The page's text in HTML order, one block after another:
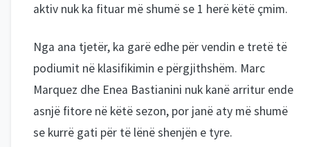
aktiv nuk ka fituar më shumë se 1 herë këtë çmim.
Nga ana tjetër, ka garë edhe për vendin e tretë të
podiumit në klasifikimin e përgjithshëm. Marc
Marquez dhe Enea Bastianini nuk kanë arritur ende
asnjë fitore në këtë sezon, por janë aty më shumë
se kurrë gati për të lënë shenjën e tyre.